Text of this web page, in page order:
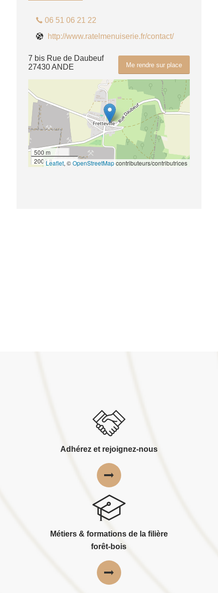
06 51 06 21 22
http://www.ratelmenuiserie.fr/contact/
Me rendre sur place
7 bis Rue de Daubeuf
27430 ANDE
500 m
2000 ftLeaflet, ©OpenStreetMapcontributeurs/contributrices
Adhérez et rejoignez-nous
Métiers & formations de la filière
forêt-bois